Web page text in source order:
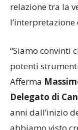
relazione tra la
l’interpretazione
“Siamo convinti
potenti
Afferma
Delegato di
anni dall’inizio
abbiamo visto